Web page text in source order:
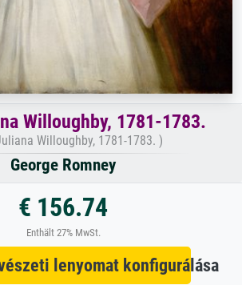
Willoughby, 1781-1783.
Willoughby, 1781-1783. )
George Romney
€ 156.74
Enthält 27% MwSt.
lenyomat konfigurálása